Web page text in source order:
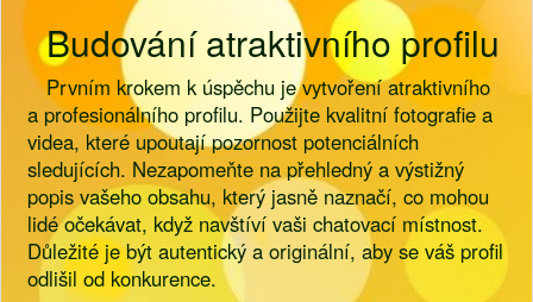
Budování atraktivního profilu
Prvním krokem k úspěchu je vytvoření atraktivního
a profesionálního profilu. Použijte kvalitní fotografie a
videa, které upoutají pozornost potenciálních
sledujících. Nezapomeňte na přehledný a výstižný
popis vašeho obsahu, který jasně naznačí, co mohou
lidé očekávat, když navštíví vaši chatovací místnost.
Důležité je být autentický a originální, aby se váš profil
odlišil od konkurence.